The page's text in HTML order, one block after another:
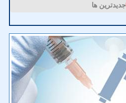
جدیدترین ها